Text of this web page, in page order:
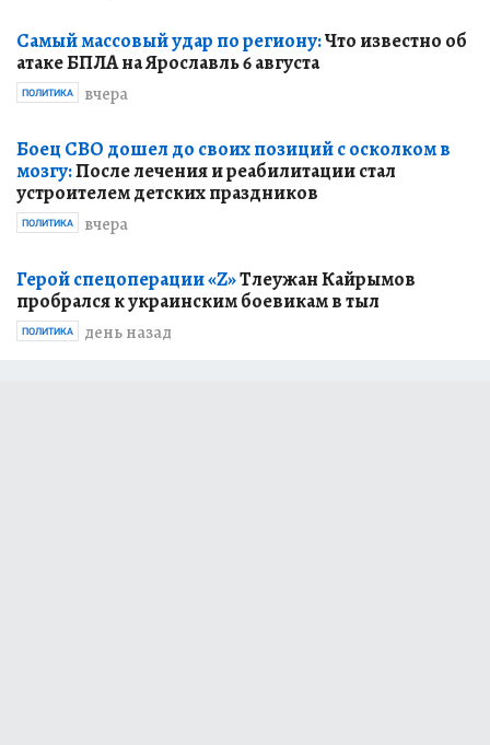
Самый массовый удар по региону:Что известно об
атаке БПЛА на Ярославль 6 августа
вчера
ПОЛИТИКА
Боец СВО дошел до своих позиций с осколком в
мозгу:После лечения и реабилитации стал
устроителем детских праздников
вчера
ПОЛИТИКА
Герой спецоперации «Z»Тлеужан Кайрымов
пробрался к украинским боевикам в тыл
день назад
ПОЛИТИКА